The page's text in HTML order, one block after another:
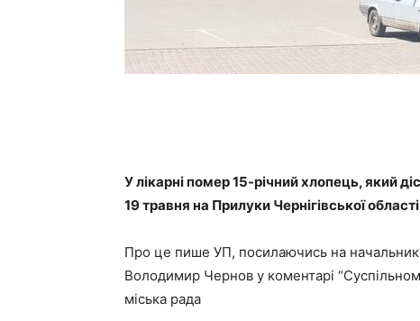
У лікарні помер 15-річний хлопець, який
19 травня на Прилуки Чернігівської
Про це пише УП, посилаючись на начальник
Володимир Чернов у коментарі
міська рада